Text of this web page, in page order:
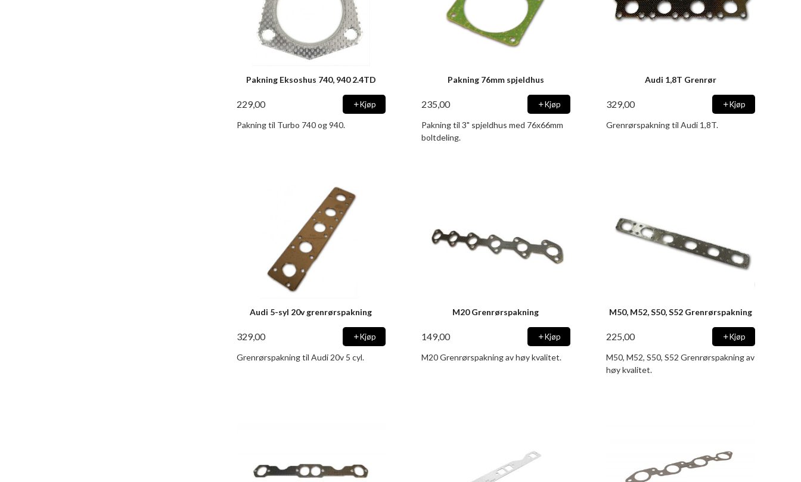
Pakning Eksoshus 740, 940 2.4TD
229,00 Kjøp
Pakning til Turbo 740 og 940.
Pakning 76mm spjeldhus
235,00 Kjøp
Pakning til 3" spjeldhus med 76x66mm
boltdeling.
Audi 1,8T Grenrør
329,00 Kjøp
Grenrørspakning til Audi 1,8T.
Audi 5-syl 20v grenrørspakning
329,00 Kjøp
Grenrørspakning til Audi 20v 5 cyl.
M20 Grenrørspakning
149,00 Kjøp
M20 Grenrørspakning av høy kvalitet.
M50, M52, S50, S52 Grenrørspakning
225,00 Kjøp
M50, M52, S50, S52 Grenrørspakning av
høy kvalitet.